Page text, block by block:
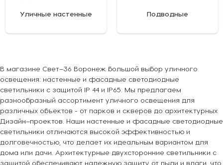
Уличные настенные Подводные
В магазине Свет–36 Воронеж большой выбор уличного
освещения: настенные и фасадные светодиодные
светильники с защитой IP 44 и IP65. Мы предлагаем
разнообразный ассортимент уличного освещения для
различных объектов - от парков и скверов до архитектурных
Дизайн–проектов. Наши настенные и фасадные светодиодные
светильники отличаются высокой эффективностью и
долговечностью, что делает их идеальным вариантом для
дома или дачи. Архитектурные двухсторонние светильники с
защитой обеспечивают надежную защиту от пыли и влаги, что